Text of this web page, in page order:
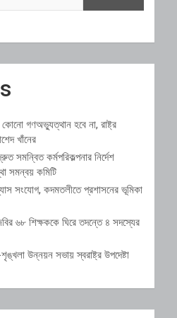
কোনো গণঅভ্যুত্থান হবে না, রাষ্ট্র
খাঁনের
সমন্বিত কর্মপরিকল্পনার নির্দেশ
সমন্বয় কমিটি
সংযোগ, কদমতলীতে প্রশাসনের ভূমিকা
৬৮ শিক্ষককে ঘিরে তদন্তে ৪ সদস্যের
উন্নয়ন সভায় স্বরাষ্ট্র উপদেষ্টা